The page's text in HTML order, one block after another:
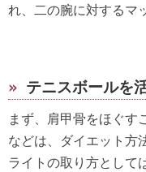
れ、二の腕に対するマ
» テニスボールを
まず、肩甲骨をほぐす
などは、ダイエット方
ライトの取り方として